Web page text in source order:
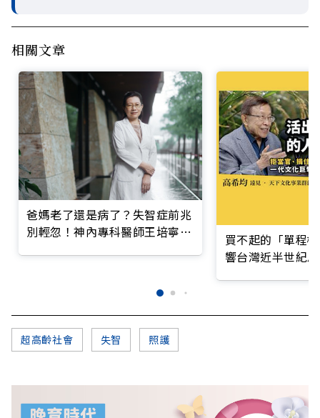
相關文章
爸媽老了還是病了？失智症前兆
別輕忽！神內專科醫師王培寧呼
買不起的「單程
響台灣近半世紀
超高齡社會 失智 照護